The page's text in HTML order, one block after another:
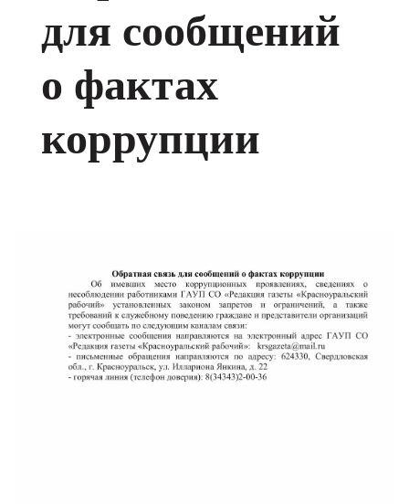
для сообщений
о фактах
коррупции